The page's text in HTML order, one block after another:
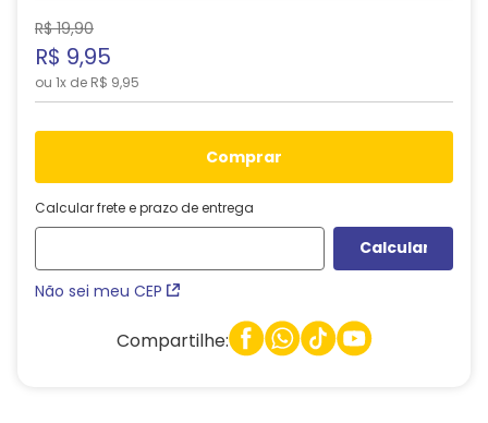
R$ 19,90
R$ 9,95
ou 1x de R$ 9,95
comprar
Calcular frete e prazo de entrega
Não sei meu CEP
Compartilhe: